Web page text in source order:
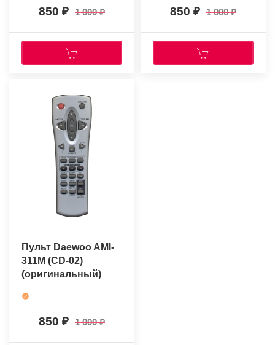
850 1 000 850 1 000
Пульт Daewoo AMI-
311M (CD-02)
(оригинальный)
850 1 000